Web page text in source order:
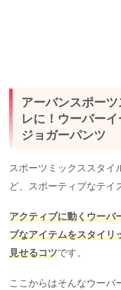
アーバンスポー
レに！ウーバー
ジョガーパンツ
スポーツミックススタイ
ど、スポーティブなテイ
アクティブに動くウーバ
ブなアイテムをスタイリ
見せるコツです。
ここからはそんなウーバ